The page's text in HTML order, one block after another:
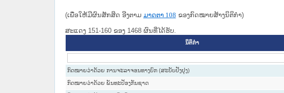
(ເພື່ອໃຫ້ມີຜົນສັກສິດ ອີງຕາມ ມາດ​ຕາ 108 ຂອງກົດໝາຍສ້າງນິຕິກໍາ)
ສະແດງ 151-160 ຂອງ 1468 ຜົນທີ່ໄດ້ຮັບ.
ນິຕິກໍາ
ກົດໝາຍວ່າດ້ວຍ ການຈະລາຈອນທາງບົກ (ສະບັບປັງປຸງ)
ກົດໝາຍວ່າດ້ວຍ ພັນທະປ້ອງກັນຊາດ